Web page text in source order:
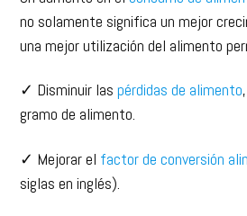
no solamente significa un mejor
una mejor utilización del alimento
✓ Disminuir laspérdidas de alimento
gramo de alimento.
✓ Mejorar el factor de conversión
siglas en inglés).